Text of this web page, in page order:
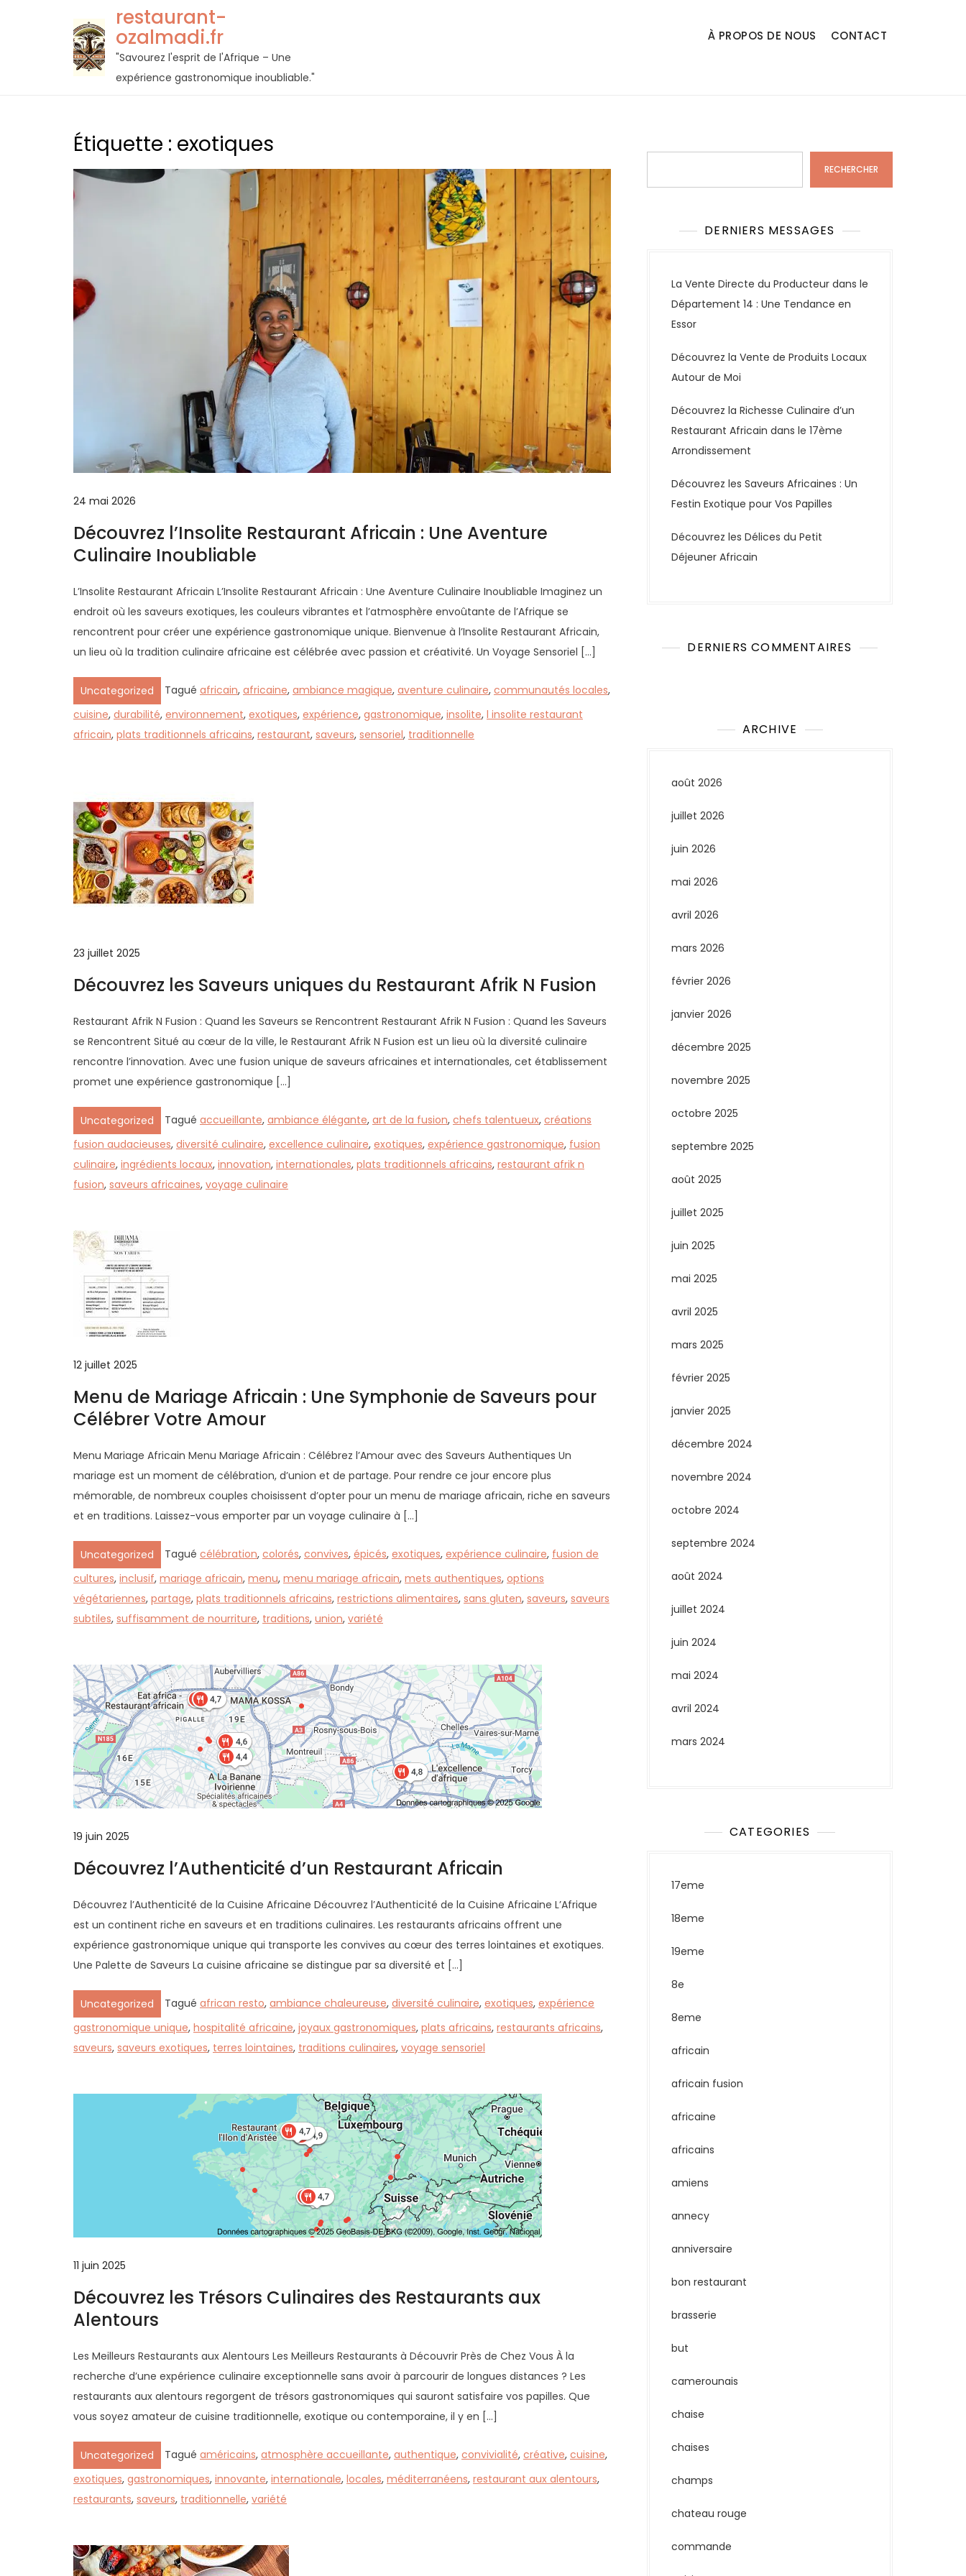
restaurant-
ozalmadi.fr
"Savourez l'esprit de l'Afrique – Une
expérience gastronomique inoubliable."
À PROPOS DE NOUS CONTACT
Étiquette : exotiques
24 mai 2026
Découvrez l’Insolite Restaurant Africain : Une Aventure
Culinaire Inoubliable
L’Insolite Restaurant Africain L’Insolite Restaurant Africain : Une Aventure Culinaire Inoubliable Imaginez un
endroit où les saveurs exotiques, les couleurs vibrantes et l’atmosphère envoûtante de l’Afrique se
rencontrent pour créer une expérience gastronomique unique. Bienvenue à l’Insolite Restaurant Africain,
un lieu où la tradition culinaire africaine est célébrée avec passion et créativité. Un Voyage Sensoriel […]
Uncategorized Tagué africain, africaine, ambiance magique, aventure culinaire, communautés locales,
cuisine, durabilité, environnement, exotiques, expérience, gastronomique, insolite, l insolite restaurant
africain, plats traditionnels africains, restaurant, saveurs, sensoriel, traditionnelle
23 juillet 2025
Découvrez les Saveurs uniques du Restaurant Afrik N Fusion
Restaurant Afrik N Fusion : Quand les Saveurs se Rencontrent Restaurant Afrik N Fusion : Quand les Saveurs
se Rencontrent Situé au cœur de la ville, le Restaurant Afrik N Fusion est un lieu où la diversité culinaire
rencontre l’innovation. Avec une fusion unique de saveurs africaines et internationales, cet établissement
promet une expérience gastronomique […]
Uncategorized Tagué accueillante, ambiance élégante, art de la fusion, chefs talentueux, créations
fusion audacieuses, diversité culinaire, excellence culinaire, exotiques, expérience gastronomique, fusion
culinaire, ingrédients locaux, innovation, internationales, plats traditionnels africains, restaurant afrik n
fusion, saveurs africaines, voyage culinaire
12 juillet 2025
Menu de Mariage Africain : Une Symphonie de Saveurs pour
Célébrer Votre Amour
Menu Mariage Africain Menu Mariage Africain : Célébrez l’Amour avec des Saveurs Authentiques Un
mariage est un moment de célébration, d’union et de partage. Pour rendre ce jour encore plus
mémorable, de nombreux couples choisissent d’opter pour un menu de mariage africain, riche en saveurs
et en traditions. Laissez-vous emporter par un voyage culinaire à […]
Uncategorized Tagué célébration, colorés, convives, épicés, exotiques, expérience culinaire, fusion de
cultures, inclusif, mariage africain, menu, menu mariage africain, mets authentiques, options
végétariennes, partage, plats traditionnels africains, restrictions alimentaires, sans gluten, saveurs, saveurs
subtiles, suffisamment de nourriture, traditions, union, variété
19 juin 2025
Découvrez l’Authenticité d’un Restaurant Africain
Découvrez l’Authenticité de la Cuisine Africaine Découvrez l’Authenticité de la Cuisine Africaine L’Afrique
est un continent riche en saveurs et en traditions culinaires. Les restaurants africains offrent une
expérience gastronomique unique qui transporte les convives au cœur des terres lointaines et exotiques.
Une Palette de Saveurs La cuisine africaine se distingue par sa diversité et […]
Uncategorized Tagué african resto, ambiance chaleureuse, diversité culinaire, exotiques, expérience
gastronomique unique, hospitalité africaine, joyaux gastronomiques, plats africains, restaurants africains,
saveurs, saveurs exotiques, terres lointaines, traditions culinaires, voyage sensoriel
11 juin 2025
Découvrez les Trésors Culinaires des Restaurants aux
Alentours
Les Meilleurs Restaurants aux Alentours Les Meilleurs Restaurants à Découvrir Près de Chez Vous À la
recherche d’une expérience culinaire exceptionnelle sans avoir à parcourir de longues distances ? Les
restaurants aux alentours regorgent de trésors gastronomiques qui sauront satisfaire vos papilles. Que
vous soyez amateur de cuisine traditionnelle, exotique ou contemporaine, il y en […]
Uncategorized Tagué américains, atmosphère accueillante, authentique, convivialité, créative, cuisine,
exotiques, gastronomiques, innovante, internationale, locales, méditerranéens, restaurant aux alentours,
restaurants, saveurs, traditionnelle, variété
RECHERCHER
DERNIERS MESSAGES
La Vente Directe du Producteur dans le
Département 14 : Une Tendance en
Essor
Découvrez la Vente de Produits Locaux
Autour de Moi
Découvrez la Richesse Culinaire d’un
Restaurant Africain dans le 17ème
Arrondissement
Découvrez les Saveurs Africaines : Un
Festin Exotique pour Vos Papilles
Découvrez les Délices du Petit
Déjeuner Africain
DERNIERS COMMENTAIRES
ARCHIVE
août 2026
juillet 2026
juin 2026
mai 2026
avril 2026
mars 2026
février 2026
janvier 2026
décembre 2025
novembre 2025
octobre 2025
septembre 2025
août 2025
juillet 2025
juin 2025
mai 2025
avril 2025
mars 2025
février 2025
janvier 2025
décembre 2024
novembre 2024
octobre 2024
septembre 2024
août 2024
juillet 2024
juin 2024
mai 2024
avril 2024
mars 2024
CATEGORIES
17eme
18eme
19eme
8e
8eme
africain
africain fusion
africaine
africains
amiens
annecy
anniversaire
bon restaurant
brasserie
but
camerounais
chaise
chaises
champs
chateau rouge
commande